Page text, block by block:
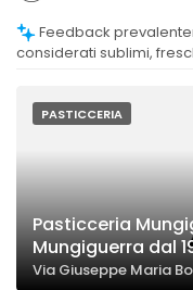
considerati sublimi,
PASTICCERIA
Pasticceria
Mungiguerra dal
Via Giuseppe Maria